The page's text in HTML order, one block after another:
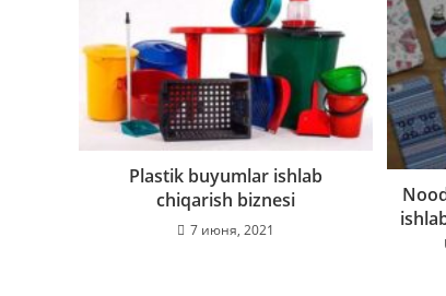
Plastik buyumlar ishlab
chiqarish biznesi
7 июня, 2021